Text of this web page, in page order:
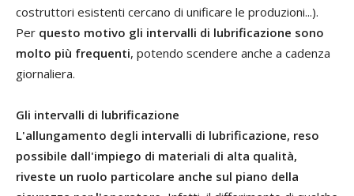
costruttori esistenti cercano di unificare le produzioni...).
Per questo motivo gli intervalli di lubrificazione sono
molto più frequenti, potendo scendere anche a cadenza
giornaliera.
Gli intervalli di lubrificazione
L'allungamento degli intervalli di lubrificazione, reso
possibile dall'impiego di materiali di alta qualità,
riveste un ruolo particolare anche sul piano della